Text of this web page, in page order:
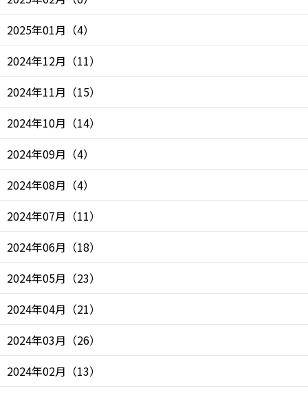
2025年01月 （4）
2024年12月 （11）
2024年11月 （15）
2024年10月 （14）
2024年09月 （4）
2024年08月 （4）
2024年07月 （11）
2024年06月 （18）
2024年05月 （23）
2024年04月 （21）
2024年03月 （26）
2024年02月 （13）